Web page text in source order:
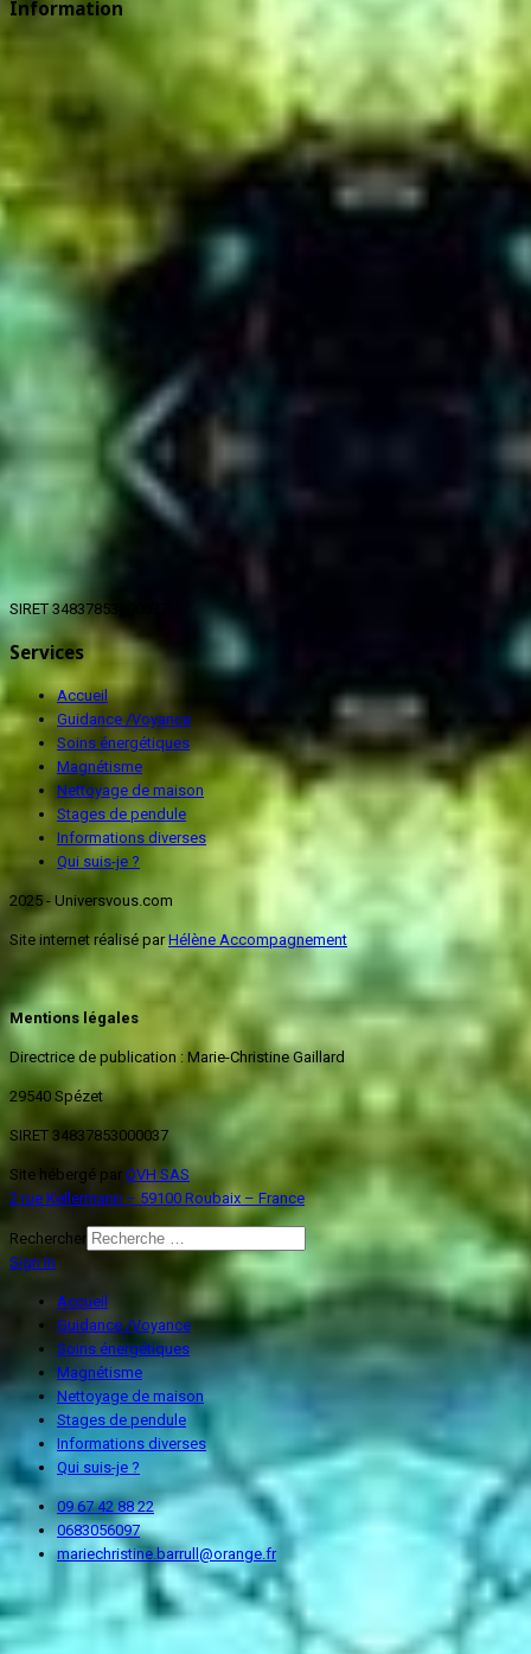
Information
SIRET 34837853000037
Services
Accueil
Guidance /Voyance
Soins énergétiques
Magnétisme
Nettoyage de maison
Stages de pendule
Informations diverses
Qui suis-je ?
2025 - Universvous.com
Site internet réalisé parHélène Accompagnement
Mentions légales
Directrice de publication : Marie-Christine Gaillard
29540 Spézet
SIRET 34837853000037
Site hébergé par OVH SAS
2 rue Kellermann – 59100 Roubaix – France
Rechercher
Sign In
Accueil
Guidance /Voyance
Soins énergétiques
Magnétisme
Nettoyage de maison
Stages de pendule
Informations diverses
Qui suis-je ?
09 67 42 88 22
0683056097
mariechristine.barrull@orange.fr